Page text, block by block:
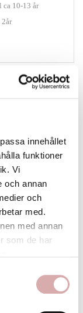
innehållet
funktioner
Vi
och annan
och
med.
med annan
som de har
ca 10-13 år